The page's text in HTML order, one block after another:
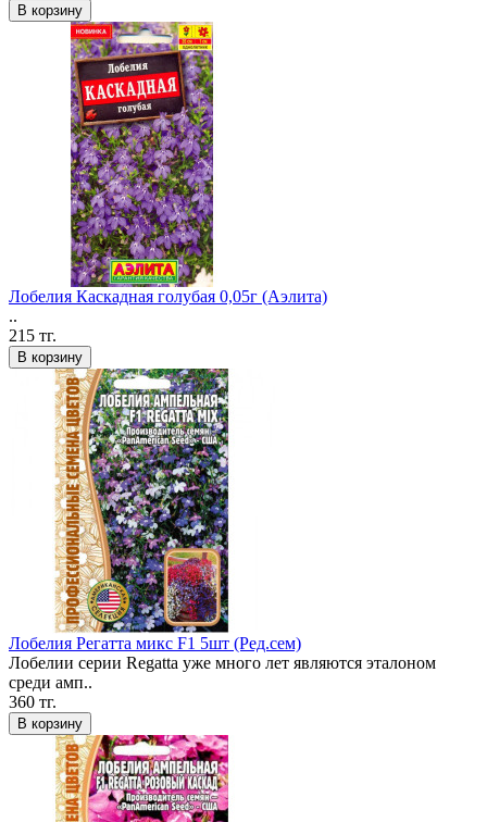
В корзину
Лобелия Каскадная голубая 0,05г (Аэлита)
..
215 тг.
В корзину
Лобелия Регатта микс F1 5шт (Ред.сем)
Лобелии серии Regatta уже много лет являются эталоном
среди амп..
360 тг.
В корзину